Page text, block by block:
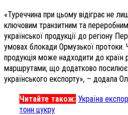
«Туреччина при цьому відіграє не
ключовим транзитним та
української продукції до регіону
умовах блокади Ормузької протоки.
продукція може надходити до країн
маршрутами, що додатково посилює
українського експорту», – додала
Читайте також: Україна
тонн цукру